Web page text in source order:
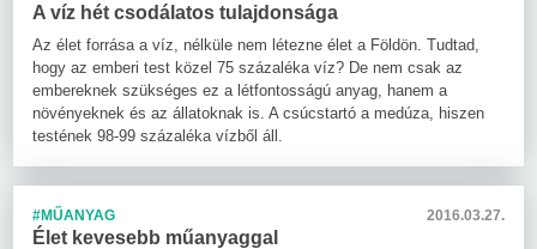
A víz hét csodálatos tulajdonsága
Az élet forrása a víz, nélküle nem létezne élet a Földön. Tudtad,
hogy az emberi test közel 75 százaléka víz? De nem csak az
embereknek szükséges ez a létfontosságú anyag, hanem a
növényeknek és az állatoknak is. A csúcstartó a medúza, hiszen
testének 98-99 százaléka vízből áll.
#MŰANYAG 2016.03.27.
Élet kevesebb műanyaggal